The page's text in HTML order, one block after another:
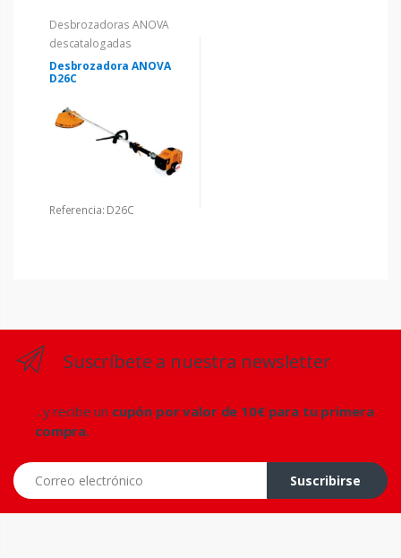
Desbrozadoras ANOVA
descatalogadas
Desbrozadora ANOVA
D26C
Referencia: D26C
Suscríbete a nuestra newsletter
...y recibe un cupón por valor de 10€ para tu primera
compra.
Correo electrónico
Suscribirse